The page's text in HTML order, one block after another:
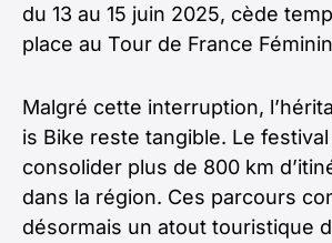
du 13 au 15 juin 2025, cède
place au Tour de France
Malgré cette interruption,
is Bike reste tangible. Le
consolider plus de 800 km
dans la région. Ces parcours
désormais un atout touristique